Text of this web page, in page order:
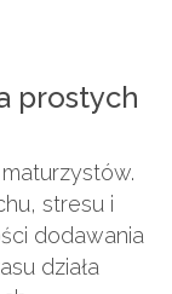
prostych
stresu i
dodawania
działa